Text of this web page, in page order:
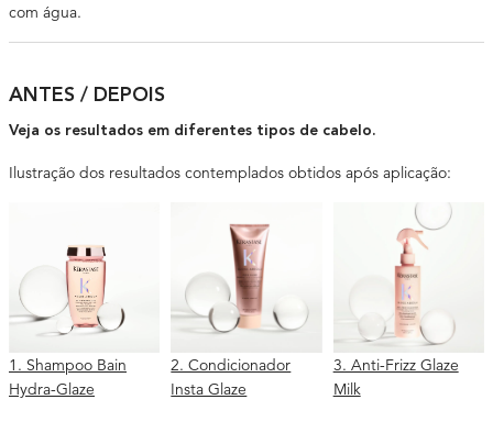
com água.
ANTES / DEPOIS
Veja os resultados em diferentes tipos de cabelo.
Ilustração dos resultados contemplados obtidos após aplicação:
1. Shampoo Bain
Hydra-Glaze
2. Condicionador
Insta Glaze
3. Anti-Frizz Glaze
Milk